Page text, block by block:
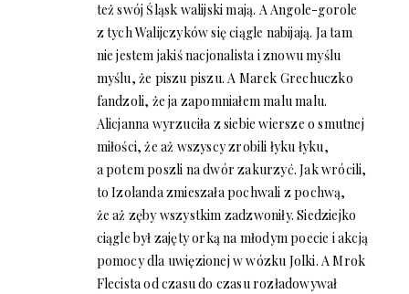
też swój Śląsk walijski mają. A Angole-gorole
z tych Walijczyków się ciągle nabijają. Ja tam
nie jestem jakiś nacjonalista i znowu myślu
myślu, że piszu piszu. A Marek Grechuczko
fandzoli, że ja zapomniałem malu malu.
Alicjanna wyrzuciła z siebie wiersze o smutnej
miłości, że aż wszyscy zrobili łyku łyku,
a potem poszli na dwór zakurzyć. Jak wrócili,
to Izolanda zmieszała pochwali z pochwą,
że aż zęby wszystkim zadzwoniły. Siedziejko
ciągle był zajęty orką na młodym poecie i akcją
pomocy dla uwięzionej w wózku Jolki. A Mrok
Flecista od czasu do czasu rozładowywał